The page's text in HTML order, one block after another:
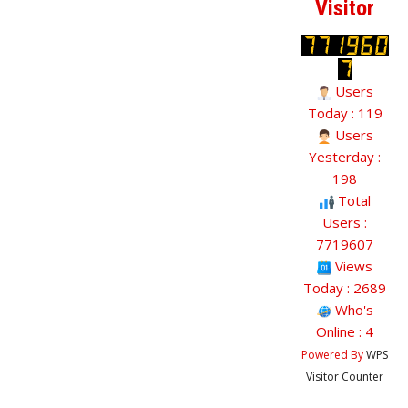
Visitor
Users
Today : 119
Users
Yesterday :
198
Total
Users :
7719607
Views
Today : 2689
Who's
Online : 4
Powered ByWPS
Visitor Counter